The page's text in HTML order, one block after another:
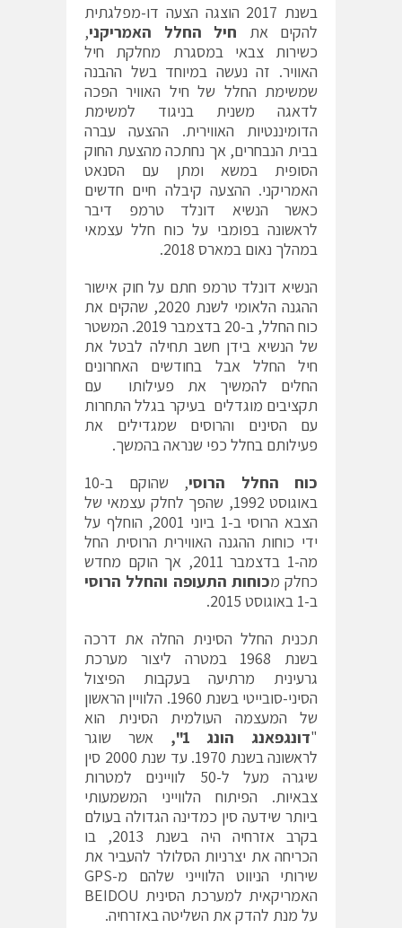
בשנת 2017 הוצגה הצעה דו-מפלגתית
להקים את חיל החלל האמריקני,
כשירות צבאי במסגרת מחלקת חיל
האוויר. זה נעשה במיוחד בשל ההבנה
שמשימת החלל של חיל האוויר הפכה
לדאגה משנית בניגוד למשימת
הדומיננטיות האווירית. ההצעה עברה
בבית הנבחרים, אך נחתכה מהצעת החוק
הסופית במשא ומתן עם הסנאט
האמריקני. ההצעה קיבלה חיים חדשים
כאשר הנשיא דונלד טרמפ דיבר
לראשונה בפומבי על כוח חלל עצמאי
במהלך נאום במארס 2018.
הנשיא דונלד טרמפ חתם על חוק אישור
ההגנה הלאומי לשנת 2020, שהקים את
כוח החלל, ב-20 בדצמבר 2019. המשטר
של הנשיא בידן חשב תחילה לבטל את
חיל החלל אבל בחודשים האחרונים
החלים להמשיך את פעילותו עם
תקציבים מוגדלים בעיקר בגלל התחרות
עם הסינים והרוסים שמגדילים את
פעילותם בחלל כפי שנראה בהמשך.
כוח החלל הרוסי
, שהוקם ב-10
באוגוסט 1992, שהפך לחלק עצמאי של
הצבא הרוסי ב-1 ביוני 2001, הוחלף על
ידי כוחות ההגנה האווירית הרוסית החל
מה-1 בדצמבר 2011, אך הוקם מחדש
כחלק מכוחות התעופה והחלל הרוסי
ב-1 באוגוסט 2015.
תכנית החלל הסינית החלה את דרכה
בשנת 1968 במטרה ליצור מערכת
גרעינית מרתיעה בעקבות הפיצול
הסיני-סובייטי בשנת 1960. הלוויין הראשון
של המעצמה העולמית הסינית הוא
"דונגפאנג הונג 1",
אשר שוגר
לראשונה בשנת 1970. עד שנת 2000 סין
שיגרה מעל ל-50 לוויינים למטרות
צבאיות. הפיתוח הלווייני המשמעותי
ביותר שידעה סין כמדינה הגדולה בעולם
בקרב אזרחיה היה בשנת 2013, בו
הכריחה את יצרניות הסלולר להעביר את
שירותי הניווט הלווייני שלהם מ-GPS
האמריקאית למערכת הסינית BEIDOU
על מנת להדק את השליטה באזרחיה.